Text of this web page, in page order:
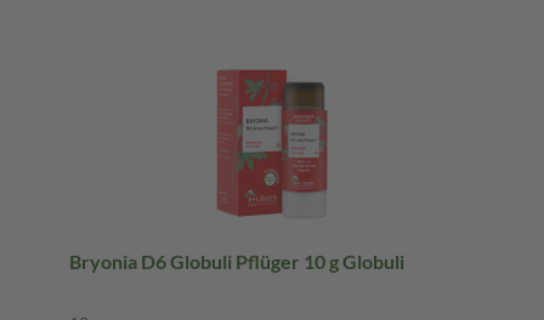
Bryonia D6 Globuli Pflüger 10 g Globuli